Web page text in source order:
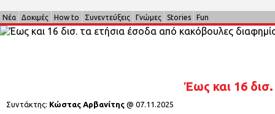
Νέα Δοκιμές How to Συνεντεύξεις Γνώμες Stories Fun
Έως και 16
Συντάκτης: Κώστας Αρβανίτης @ 07.11.2025